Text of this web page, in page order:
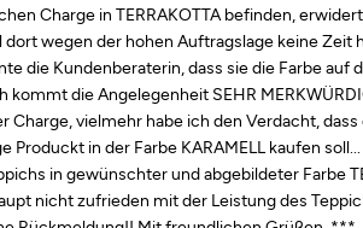
Charge in TERRAKOTTA befinden,
wegen der hohen Auftragslage keine Zeit
die Kundenberaterin, dass sie die Farbe auf
kommt die Angelegenheit SEHR
Charge, vielmehr habe ich den Verdacht,
in der Farbe KARAMELL kaufen
in gewünschter und abgebildeter Farbe
nicht zufrieden mit der Leistung des